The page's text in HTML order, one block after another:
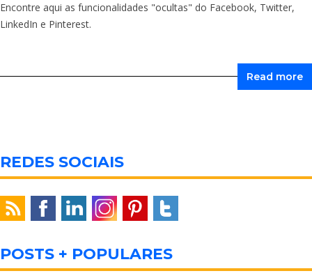
Encontre aqui as funcionalidades "ocultas" do Facebook, Twitter,
LinkedIn e Pinterest.
Read more
REDES SOCIAIS
POSTS + POPULARES